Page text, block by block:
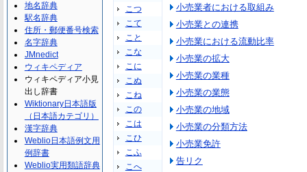
こつ
こて
こと
こな
こに
こぬ
こね
この
こは
こひ
こふ
こへ
小売業者における取組み
小売業との連携
小売業における流動比率
小売業の拡大
小売業の業種
小売業の業態
小売業の地域
小売業の分類方法
小売業免許
告リク
地名辞典
駅名辞典
住所・郵便番号検索
名字辞典
JMnedict
ウィキペディア
ウィキペディア小見
出し辞書
Wiktionary日本語版
（日本語カテゴリ）
漢字辞典
Weblio日本語例文用
例辞書
Weblio実用類語辞典